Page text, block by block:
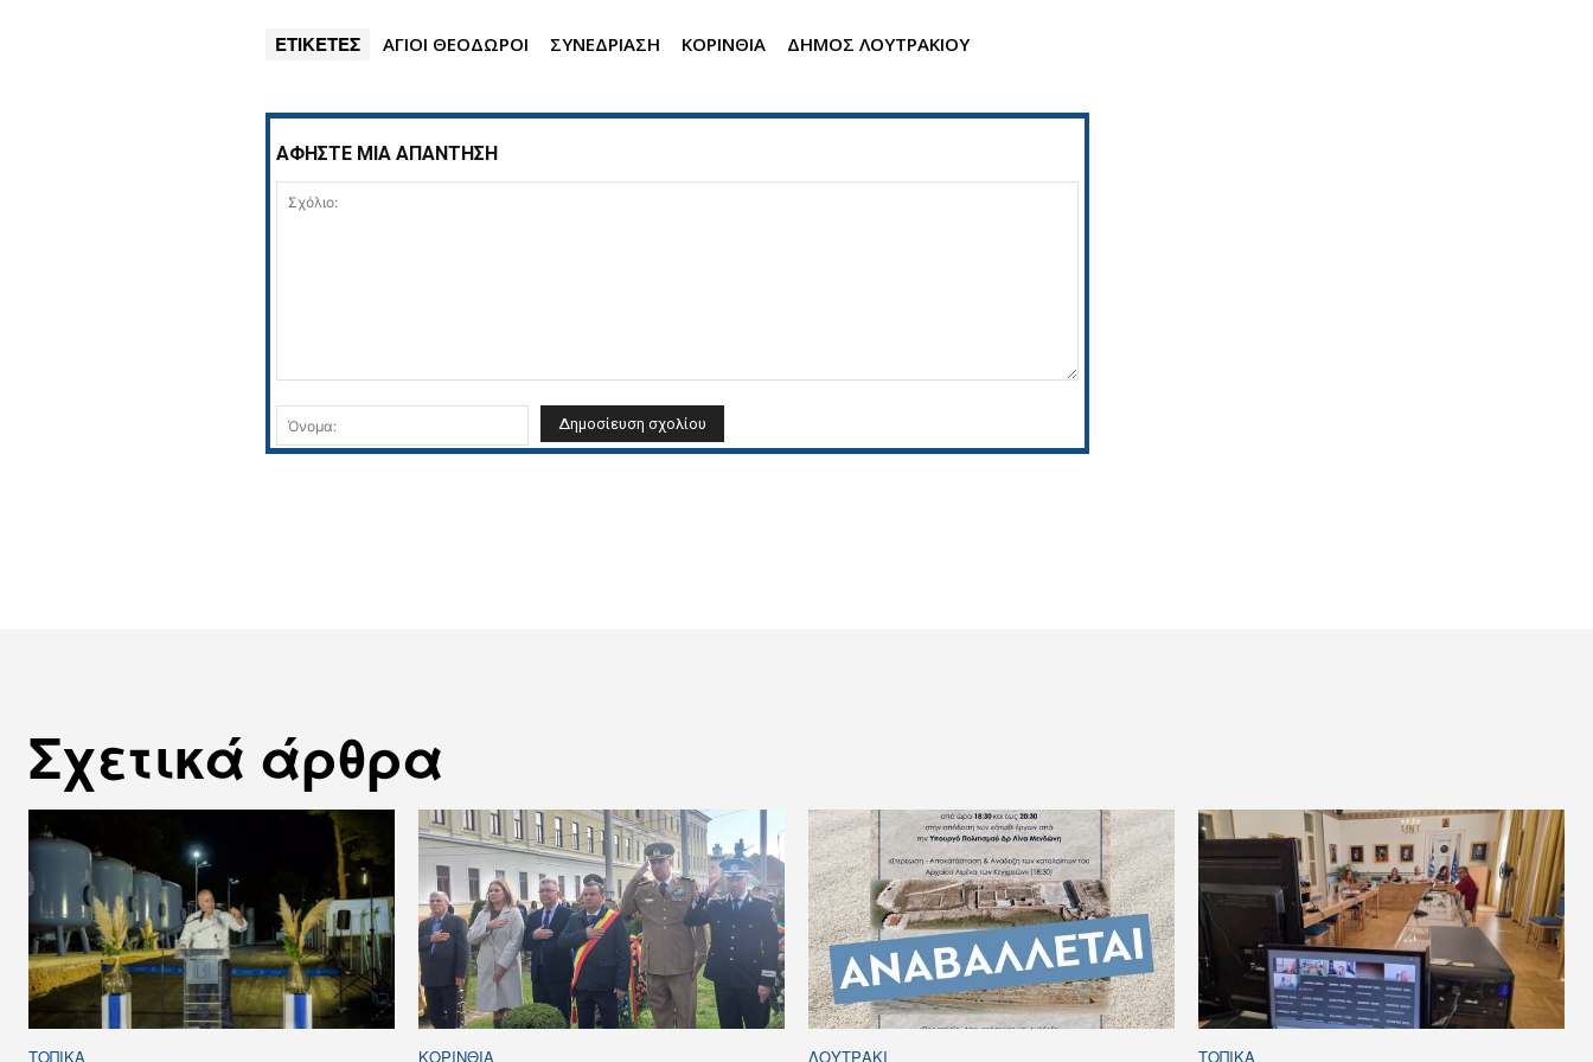
ΕΤΙΚΕΤΕΣ ΑΓΙΟΙ ΘΕΟΔΩΡΟΙ ΣΥΝΕΔΡΙΑΣΗ ΚΟΡΙΝΘΙΑ ΔΗΜΟΣ ΛΟΥΤΡΑΚΙΟΥ
ΑΦΗΣΤΕ ΜΙΑ ΑΠΑΝΤΗΣΗ
Όνομα:
Σχετικά άρθρα
ΤΟΠΙΚΑ ΚΟΡΙΝΘΊΑ ΛΟΥΤΡΆΚΙ ΤΟΠΙΚΑ